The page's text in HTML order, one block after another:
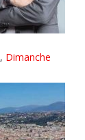
, Dimanche